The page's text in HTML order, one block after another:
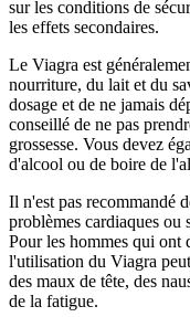
sur les conditions de
les effets secondaires.
Le Viagra est
nourriture, du lait et du
dosage et de ne jamais
conseillé de ne pas
grossesse. Vous devez
d'alcool ou de boire de
Il n'est pas recommandé
problèmes cardiaques ou
Pour les hommes qui ont
l'utilisation du Viagra
des maux de tête, des
de la fatigue.